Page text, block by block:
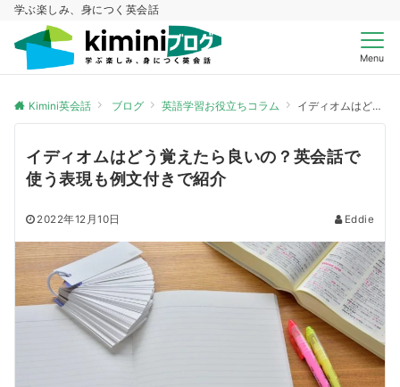
学ぶ楽しみ、身につく英会話
Menu
Kimini英会話 ブログ 英語学習お役立ちコラム イディオムはどう覚えたら良いの？英会話で使う表現も例文付きで紹介
イディオムはどう覚えたら良いの？英会話で
使う表現も例文付きで紹介
2022年12月10日 Eddie